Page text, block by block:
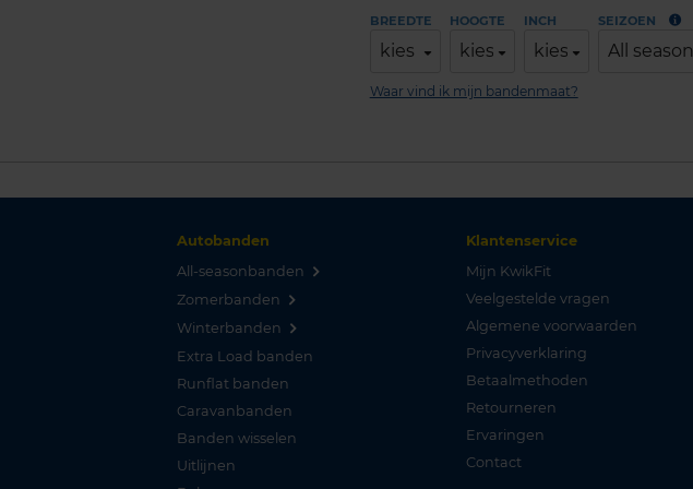
BREEDTE
kies
HOOGTE
kies
INCH
kies
SEIZOEN
All season
Waar vind ik mijn bandenmaat?
Autobanden
All-seasonbanden
Zomerbanden
Winterbanden
Extra Load banden
Runflat banden
Caravanbanden
Banden wisselen
Uitlijnen
Klantenservice
Mijn KwikFit
Veelgestelde vragen
Algemene voorwaarden
Privacyverklaring
Betaalmethoden
Retourneren
Ervaringen
Contact